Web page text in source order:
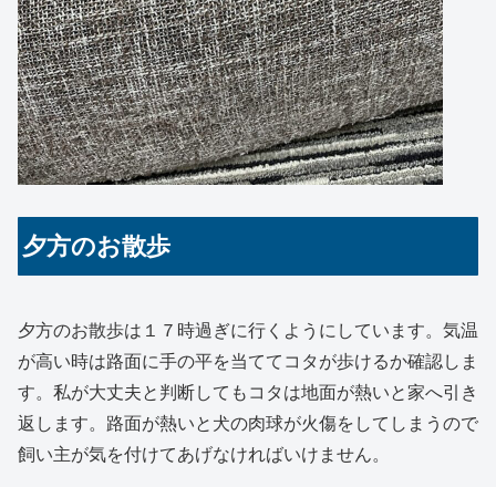
夕方のお散歩
夕方のお散歩は１７時過ぎに行くようにしています。気温
が高い時は路面に手の平を当ててコタが歩けるか確認しま
す。私が大丈夫と判断してもコタは地面が熱いと家へ引き
返します。路面が熱いと犬の肉球が火傷をしてしまうので
飼い主が気を付けてあげなければいけません。